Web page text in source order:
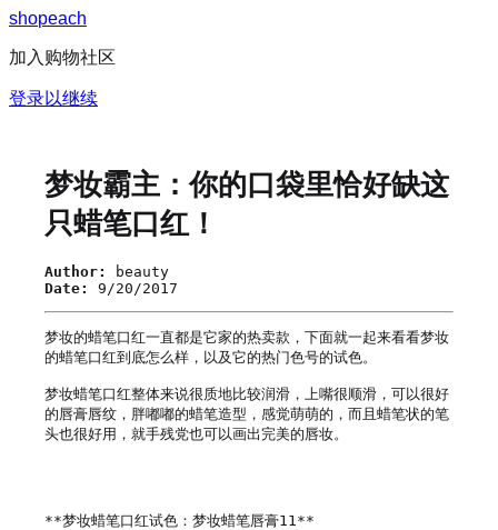
shopeach
加入购物社区
登录以继续
梦妆霸主：你的口袋里恰好缺这
只蜡笔口红！
Author:
beauty
Date:
9/20/2017
梦妆的蜡笔口红一直都是它家的热卖款，下面就一起来看看梦妆
的蜡笔口红到底怎么样，以及它的热门色号的试色。
梦妆蜡笔口红整体来说很质地比较润滑，上嘴很顺滑，可以很好
的唇膏唇纹，胖嘟嘟的蜡笔造型，感觉萌萌的，而且蜡笔状的笔
头也很好用，就手残党也可以画出完美的唇妆。
**梦妆蜡笔口红试色：梦妆蜡笔唇膏11**